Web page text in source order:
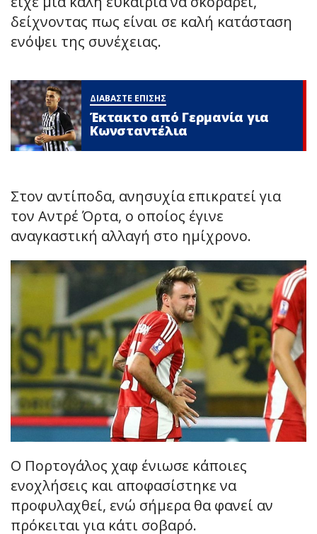
δείχνοντας πως είναι σε καλή κατάσταση
ενόψει της συνέχειας.
ΔΙΑΒΑΣΤΕ ΕΠΙΣΗΣ
Έκτακτο από Γερμανία για
Κωνσταντέλια
Στον αντίποδα, ανησυχία επικρατεί για
τον Αντρέ Όρτα, ο οποίος έγινε
αναγκαστική αλλαγή στο ημίχρονο.
Ο Πορτογάλος χαφ ένιωσε κάποιες
ενοχλήσεις και αποφασίστηκε να
προφυλαχθεί, ενώ σήμερα θα φανεί αν
πρόκειται για κάτι σοβαρό.